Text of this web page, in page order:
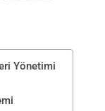
Yönetimi